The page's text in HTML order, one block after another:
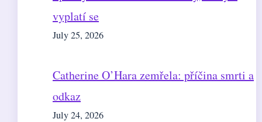
vyplatí se
July 25, 2026
Catherine O’Hara zemřela: příčina smrti a
odkaz
July 24, 2026